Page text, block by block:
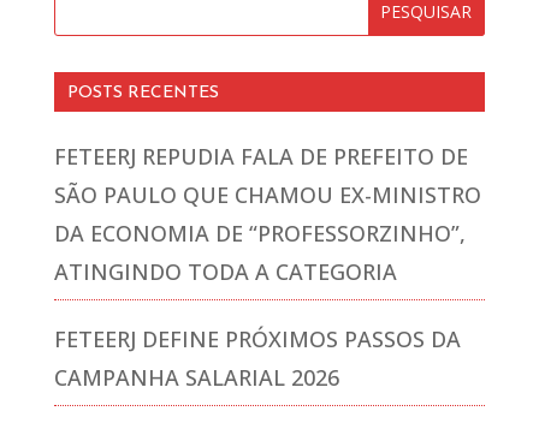
POSTS RECENTES
FETEERJ REPUDIA FALA DE PREFEITO DE
SÃO PAULO QUE CHAMOU EX-MINISTRO
DA ECONOMIA DE “PROFESSORZINHO”,
ATINGINDO TODA A CATEGORIA
FETEERJ DEFINE PRÓXIMOS PASSOS DA
CAMPANHA SALARIAL 2026